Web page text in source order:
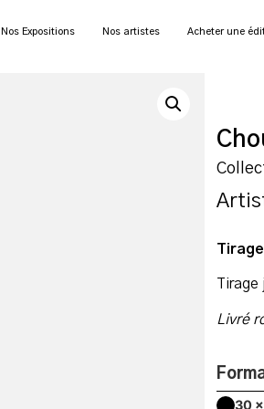
Nos Expositions Nos artistes Acheter une
Livré
30